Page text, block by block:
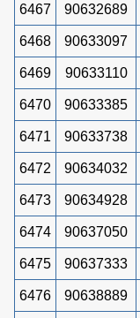
6467 90632689
6468 90633097
6469 90633110
6470 90633385
6471 90633738
6472 90634032
6473 90634928
6474 90637050
6475 90637333
6476 90638889